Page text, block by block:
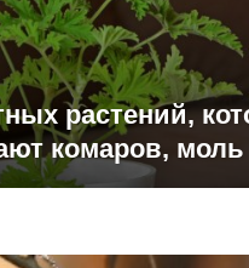
растений,
комаров,